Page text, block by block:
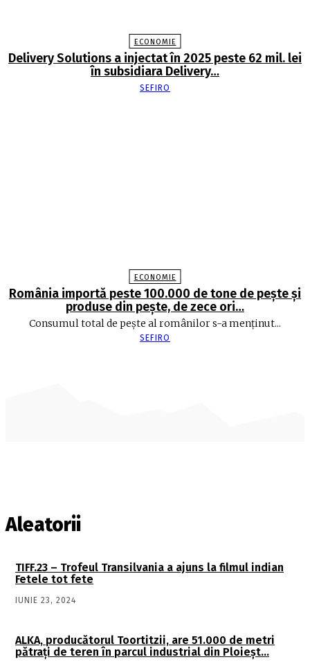
ECONOMIE
Delivery Solutions a injectat în 2025 peste 62 mil. lei
în subsidiara Delivery…
SEFIRO
ECONOMIE
România importă peste 100.000 de tone de peşte şi
produse din peşte, de zece ori…
Consumul total de peşte al ro­mâ­nilor s-a menţinut...
SEFIRO
Aleatorii
TIFF.23 – Trofeul Transilvania a ajuns la filmul indian
Fetele tot fete
IUNIE 23, 2024
ALKA, producătorul Toortitzii, are 51.000 de metri
pătraţi de teren în parcul industrial din Ploieşt…